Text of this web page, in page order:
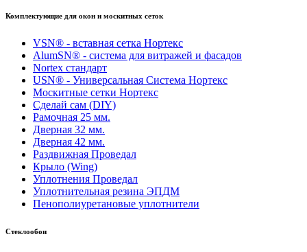
Комплектующие для окон и москитных сеток
VSN® - вставная сетка Нортекс
AlumSN® - система для витражей и фасадов
Nortex стандарт
USN® - Универсальная Система Нортекс
Москитные сетки Нортекс
Сделай сам (DIY)
Рамочная 25 мм.
Дверная 32 мм.
Дверная 42 мм.
Раздвижная Проведал
Крыло (Wing)
Уплотнения Проведал
Уплотнительная резина ЭПДМ
Пенополиуретановые уплотнители
Стеклообои